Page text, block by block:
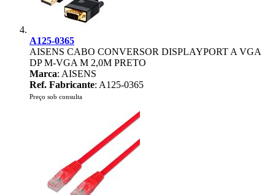
A125-0365
AISENS CABO CONVERSOR DISPLAYPORT A VGA
DP M-VGA M 2,0M PRETO
Marca: AISENS
Ref. Fabricante: A125-0365
Preço sob consulta